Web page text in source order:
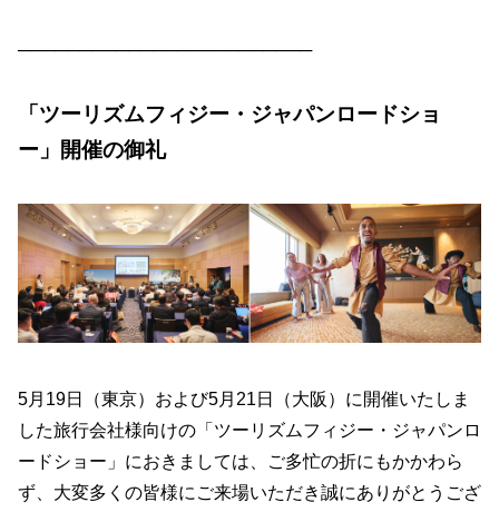
────────────────────────
「ツーリズムフィジー・ジャパンロードショ
ー」開催の御礼
5月19日（東京）および5月21日（大阪）に開催いたしま
した旅行会社様向けの「ツーリズムフィジー・ジャパンロ
ードショー」におきましては、ご多忙の折にもかかわら
ず、大変多くの皆様にご来場いただき誠にありがとうござ